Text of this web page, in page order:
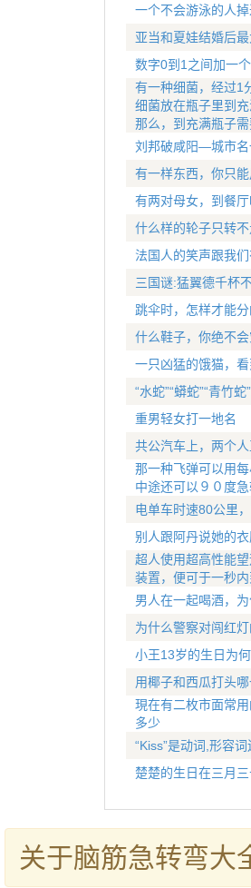
一个不会游泳的人
亚当和夏娃结婚后
数字0到1之间加一
有一种细菌，经过1
细菌放在瓶子里到
那么，到充满瓶子
刘邦破咸阳—城市名
有一样东西，你只
有两对母女，到餐
什么样的轮子只转不
法国人的笑声跟我们
三国谜:猛翼德千杯
跳伞时，怎样才能
什么鞋子，你绝不
一只凶猛的饿猫，
“水蛇”“蟒蛇”“青竹
重男轻女打一地名
共公汽车上，两个
那一种飞弹可以用
中途还可以９０度
电单车时速80公里
别人跟阿丹说她的
超人使用超高性能
装置，便可于一秒
男人在一起喝酒，为
为什么警察对闯红
小王13岁的生日为
用椰子和西瓜打头哪
現在有二枚市面常
多少
“Kiss”是动词,形容
楚楚的生日在三月
关于脑筋急转弯大